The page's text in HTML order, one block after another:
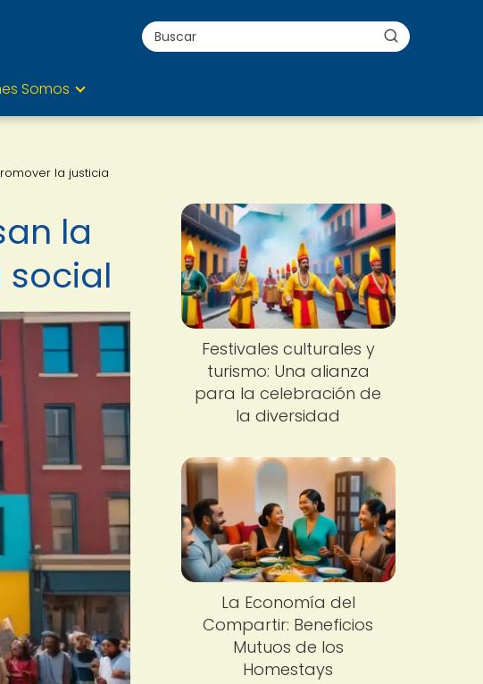
Somos
la justicia
la
Festivales culturales y
turismo: Una alianza
para la celebración de
la diversidad
La Economía del
Compartir: Beneficios
Mutuos de los
Homestays